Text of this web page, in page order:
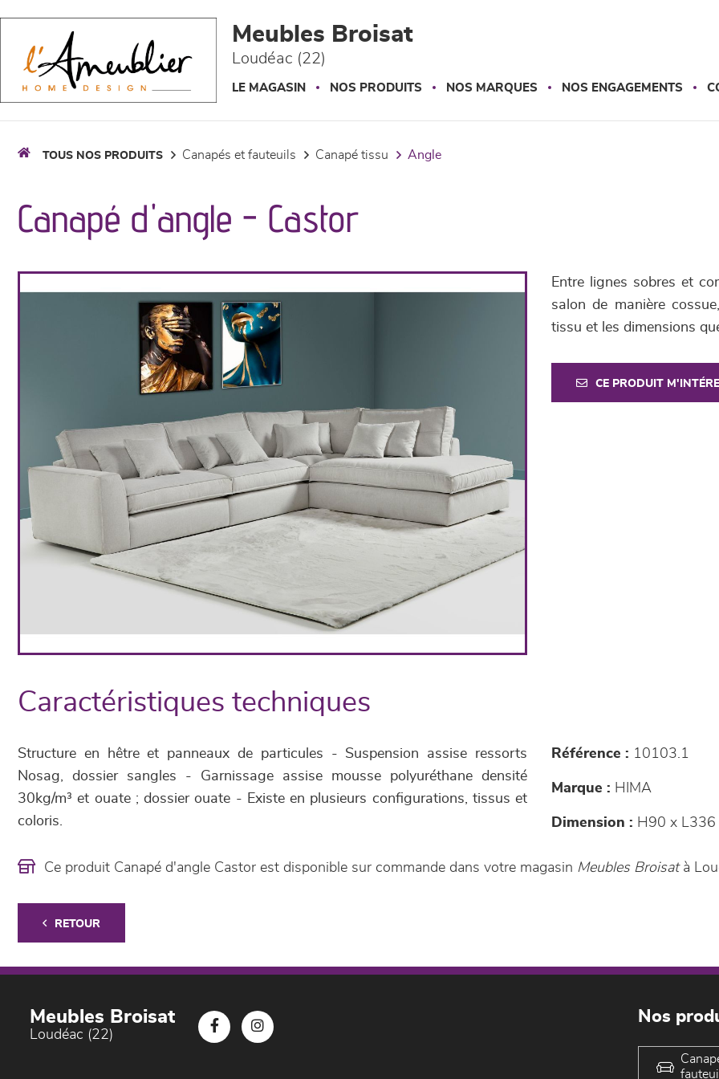
Meubles Broisat
Loudéac (22)
LE MAGASIN NOS PRODUITS NOS MARQUES NOS ENGAGEMENTS
TOUS NOS PRODUITS canapés et fauteuils canapé tissu angle
Canapé d'angle - Castor
Entre lignes sobres et
salon de manière
tissu et les dimensions
CE PRODUIT
Caractéristiques techniques
Structure en hêtre et panneaux de particules - Suspension assise ressorts
Nosag, dossier sangles - Garnissage assise mousse polyuréthane densité
30kg/m³ et ouate ; dossier ouate - Existe en plusieurs configurations, tissus et
coloris.
Référence : 10103.1
Marque : HIMA
Dimension : H90 x L336
Ce produit Canapé d'angle Castor est disponible sur commande dans votre magasin Meubles Broisatà
RETOUR
Meubles Broisat
Loudéac (22)
Nos